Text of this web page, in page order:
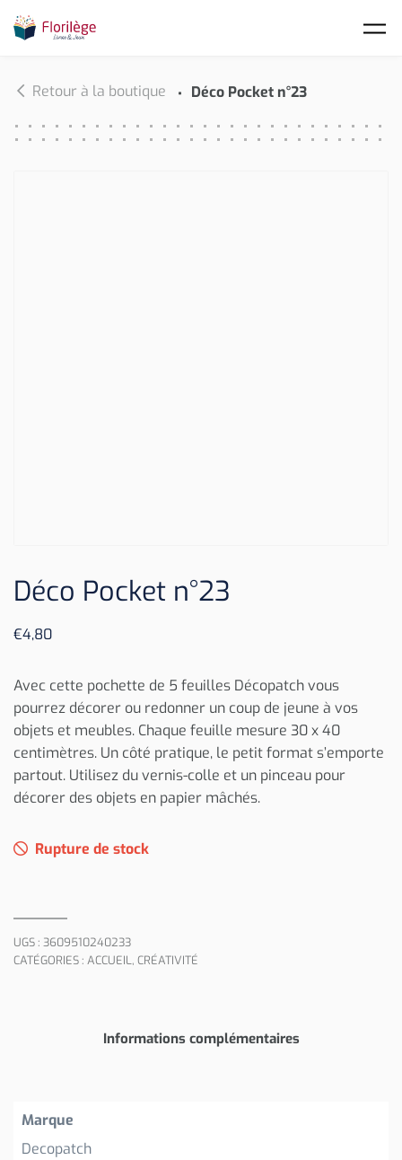
Retour à la boutique Déco Pocket n°23
Déco Pocket n°23
€4,80
Avec cette pochette de 5 feuilles Décopatch vous
pourrez décorer ou redonner un coup de jeune à vos
objets et meubles. Chaque feuille mesure 30 x 40
centimètres. Un côté pratique, le petit format s’emporte
partout. Utilisez du vernis-colle et un pinceau pour
décorer des objets en papier mâchés.
Rupture de stock
UGS : 3609510240233
CATÉGORIES : ACCUEIL, CRÉATIVITÉ
Informations complémentaires
Marque
Decopatch